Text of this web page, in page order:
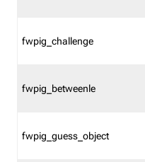
fwpig_challenge
fwpig_betweenle
fwpig_guess_object